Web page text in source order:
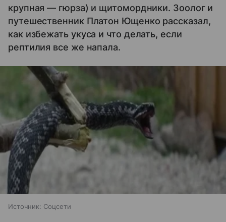
крупная — гюрза) и щитомордники. Зоолог и
путешественник Платон Ющенко рассказал,
как избежать укуса и что делать, если
рептилия все же напала.
Источник: Соцсети